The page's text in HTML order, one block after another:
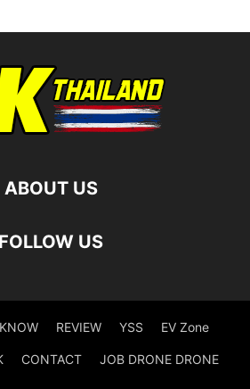
ABOUT US
FOLLOW US
KNOW REVIEW YSS EV Zone
CONTACT JOB DRONE DRONE